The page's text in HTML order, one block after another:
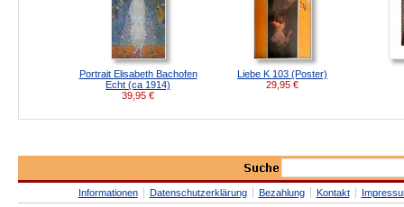
Portrait Elisabeth Bachofen
Echt (ca 1914)
39,95 €
Liebe K 103 (Poster)
29,95 €
Informationen Datenschutzerklärung Bezahlung Kontakt